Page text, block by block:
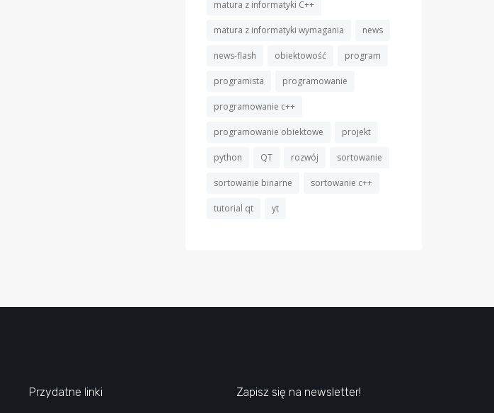
matura z informatyki C++
matura z informatyki wymagania news
news-flash obiektowość program
programista programowanie
programowanie c++
programowanie obiektowe projekt
python QT rozwój sortowanie
sortowanie binarne sortowanie c++
tutorial qt yt
Przydatne linki Zapisz się na newsletter!